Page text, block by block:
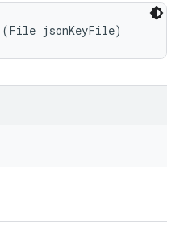
(File jsonKeyFile)